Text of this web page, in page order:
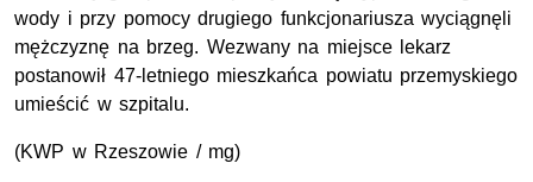
wody i przy pomocy drugiego funkcjonariusza wyciągnęli
mężczyznę na brzeg. Wezwany na miejsce lekarz
postanowił 47-letniego mieszkańca powiatu przemyskiego
umieścić w szpitalu.
(KWP w Rzeszowie / mg)